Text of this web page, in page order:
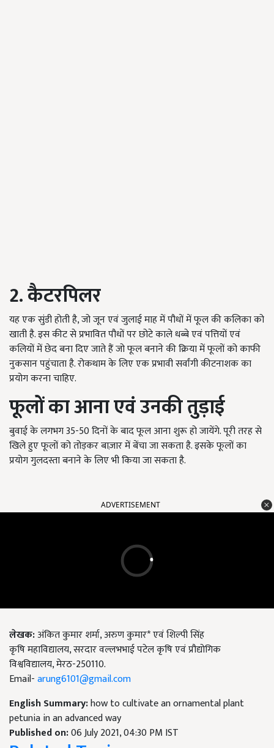
2. कैटरपिलर
यह एक सुंडी होती है, जो जून एवं जुलाई माह में पौधों में फूल की कलिका को
खाती है. इस कीट से प्रभावित पौधों पर छोटे काले धब्बे एवं पत्तियों एवं
कलियों में छेद बना दिए जाते हैं जो फूल बनाने की क्रिया में फूलों को काफी
नुकसान पहुंचाता है. रोकथाम के लिए एक प्रभावी सर्वांगी कीटनाशक का
प्रयोग करना चाहिए.
फूलों का आना एवं उनकी तुड़ाई
बुवाई के लगभग 35-50 दिनों के बाद फूल आना शुरू हो जायेंगे. पूरी तरह से
खिले हुए फूलों को तोड़कर बाज़ार में बेंचा जा सकता है. इसके फूलों का
प्रयोग गुलदस्ता बनाने के लिए भी किया जा सकता है.
ADVERTISEMENT
लेखक:अंकित कुमार शर्मा, अरुण कुमार* एवं शिल्पी सिंह
कृषि महाविद्यालय, सरदार वल्लभभाई पटेल कृषि एवं प्रौद्योगिक
विश्वविद्यालय, मेरठ-250110.
Email-arung6101@gmail.com
English Summary:how to cultivate an ornamental plant
petunia in an advanced way
Published on:06 July 2021, 04:30 PM IST